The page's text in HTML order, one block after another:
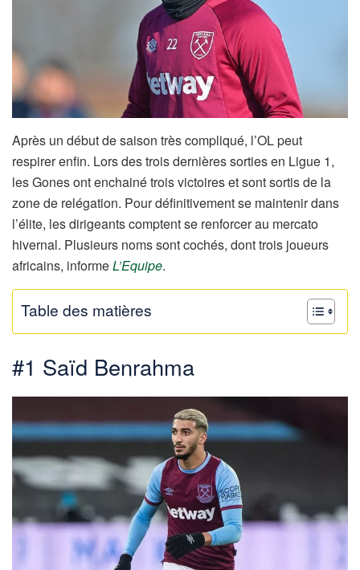
Après un début de saison très compliqué, l’OL peut
respirer enfin. Lors des trois dernières sorties en Ligue 1,
les Gones ont enchainé trois victoires et sont sortis de la
zone de relégation. Pour définitivement se maintenir dans
l’élite, les dirigeants comptent se renforcer au mercato
hivernal. Plusieurs noms sont cochés, dont trois joueurs
africains, informeL’Equipe.
Table des matières
#1 Saïd Benrahma